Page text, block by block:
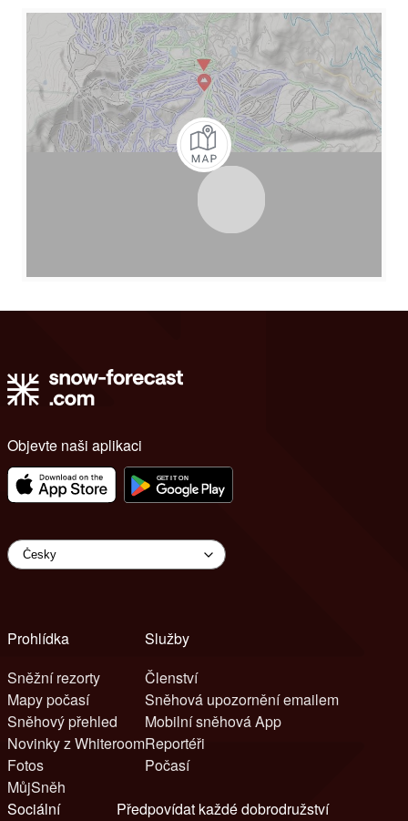
Objevte naši aplikaci
Prohlídka
Sněžní rezorty
Mapy počasí
Sněhový přehled
Novinky z Whiteroom
Fotos
MůjSněh
Služby
Členství
Sněhová upozornění emailem
Mobilní sněhová App
Reportéři
Počasí
Sociální
Předpovídat každé dobrodružství